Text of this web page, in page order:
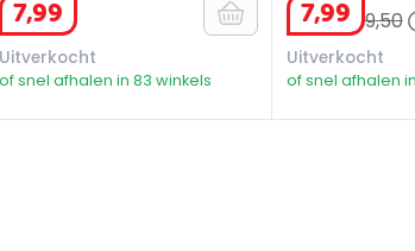
7,99
Uitverkocht
of snel afhalen in 83 winkels
7,99 9,50
Uitverkocht
of snel afhalen